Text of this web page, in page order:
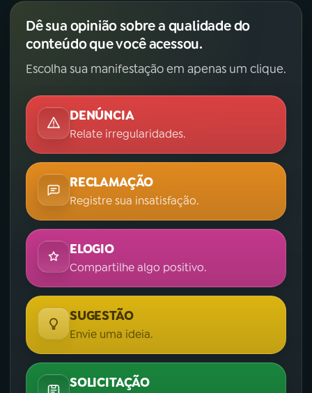
Dê sua opinião sobre a qualidade do
conteúdo que você acessou.
Escolha sua manifestação em apenas um clique.
DENÚNCIA
Relate irregularidades.
RECLAMAÇÃO
Registre sua insatisfação.
ELOGIO
Compartilhe algo positivo.
SUGESTÃO
Envie uma ideia.
SOLICITAÇÃO